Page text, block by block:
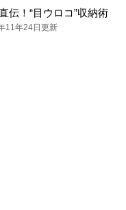
伝！“目ウロコ”収納術
11年24日更新